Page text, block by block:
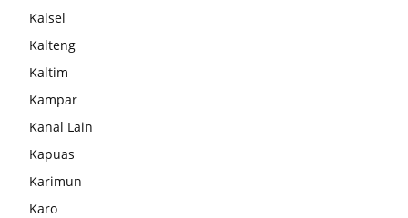
Kalsel
Kalteng
Kaltim
Kampar
Kanal Lain
Kapuas
Karimun
Karo